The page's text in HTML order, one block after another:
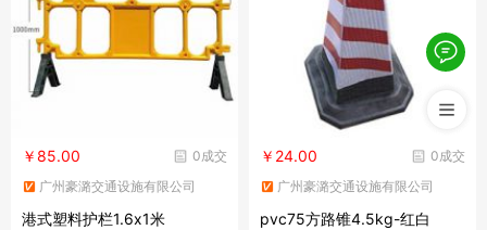
0成交
￥85.00
广州豪潞交通设施有限公司
港式塑料护栏1.6x1米
0成交
￥24.00
广州豪潞交通设施有限公司
pvc75方路锥4.5kg-红白